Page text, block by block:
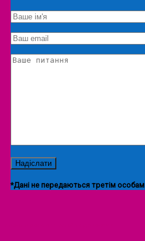
Екскурсія/локація
*Дані не передаються третім особам